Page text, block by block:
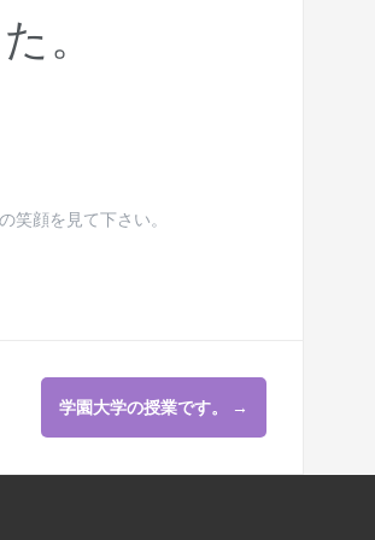
。
笑顔を見て下さい。
学園大学の授業です。 →